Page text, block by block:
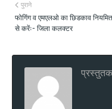
पुराने
फोगिंग व एमएलओ का छिडकाव
से करेंः- जिला कलक्टर